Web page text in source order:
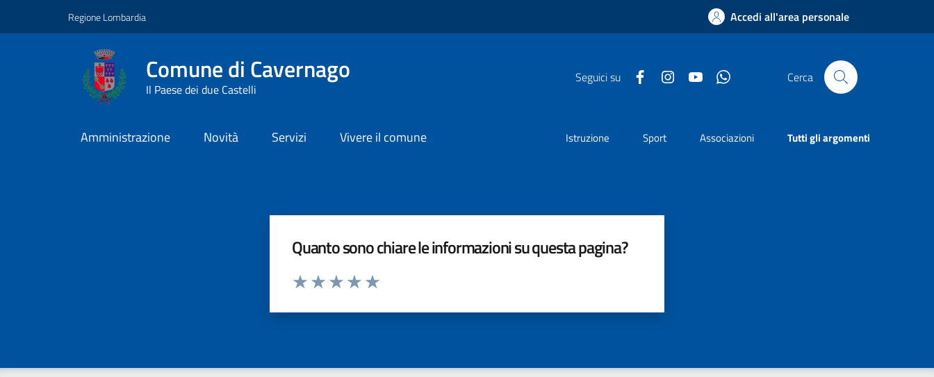
Regione Lombardia Accedi all'area personale
Comune di Cavernago
Il Paese dei due Castelli
Seguici su Facebook InstagramYouTube Cerca
Amministrazione Novità Servizi Vivere il comune Istruzione Sport Associazioni Tutti gli argomenti
Quanto sono chiare le informazioni su questa pagina?
Valuta da 1 a 5 stelle la pagina